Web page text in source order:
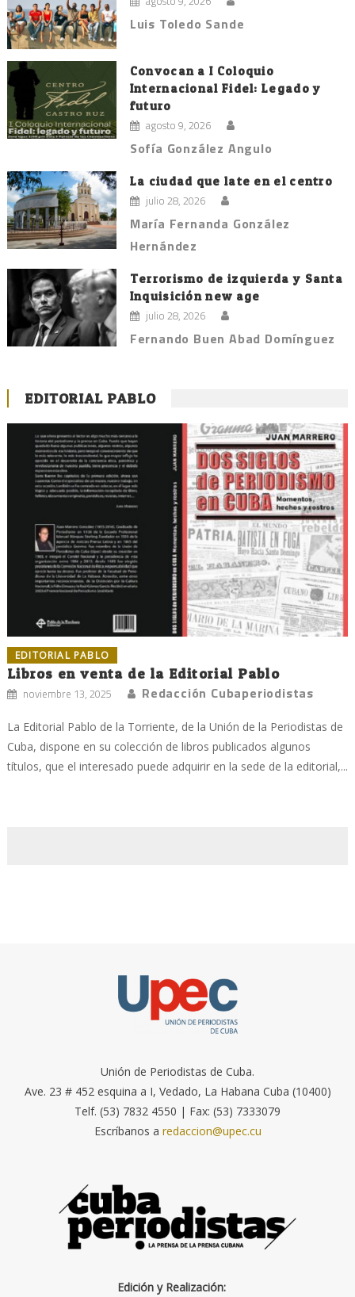
Luis Toledo Sande
Convocan a I Coloquio
Internacional Fidel: Legado y
futuro
agosto 9, 2026
Sofía González Angulo
La ciudad que late en el centro
julio 28, 2026
María Fernanda González
Hernández
Terrorismo de izquierda y Santa
Inquisición new age
julio 28, 2026
Fernando Buen Abad Domínguez
EDITORIAL PABLO
EDITORIAL PABLO
Libros en venta de la Editorial Pablo
noviembre 13, 2025 Redacción Cubaperiodistas
La Editorial Pablo de la Torriente, de la Unión de la Periodistas de
Cuba, dispone en su colección de libros publicados algunos
títulos, que el interesado puede adquirir en la sede de la editorial,...
Unión de Periodistas de Cuba.
Ave. 23 # 452 esquina a I, Vedado, La Habana Cuba (10400)
Telf. (53) 7832 4550 | Fax: (53) 7333079
Escríbanos a redaccion@upec.cu
Edición y Realización: